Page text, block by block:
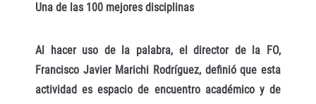
Una de las 100 mejores disciplinas
Al hacer uso de la palabra, el director de la FO,
Francisco Javier Marichi Rodríguez, definió que esta
actividad es espacio de encuentro académico y de